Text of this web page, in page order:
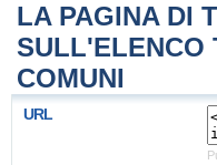
LA PAGINA DI
SULL'ELENCO
COMUNI
URL